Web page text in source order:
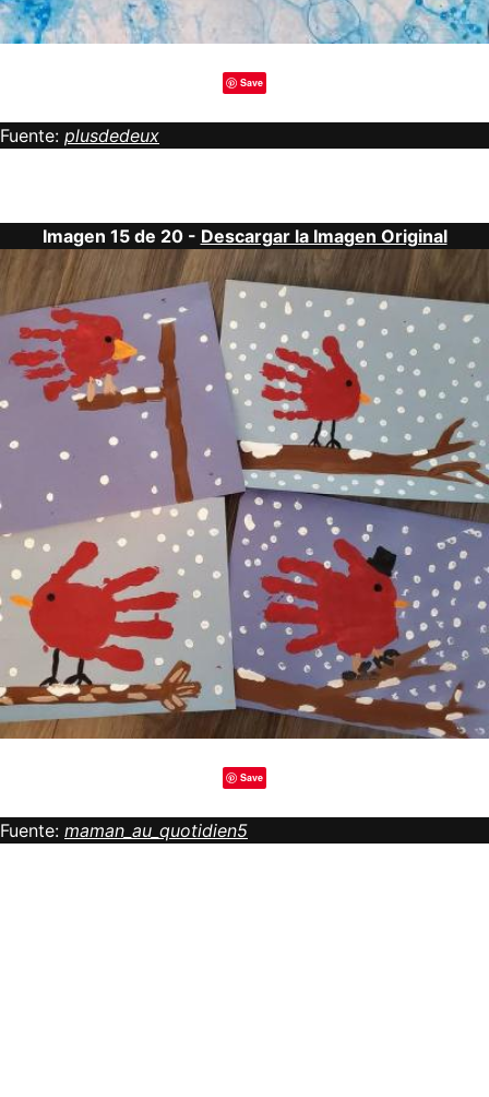
Save
Fuente: plusdedeux
Imagen 15 de 20 - Descargar la Imagen Original
Save
Fuente: maman_au_quotidien5